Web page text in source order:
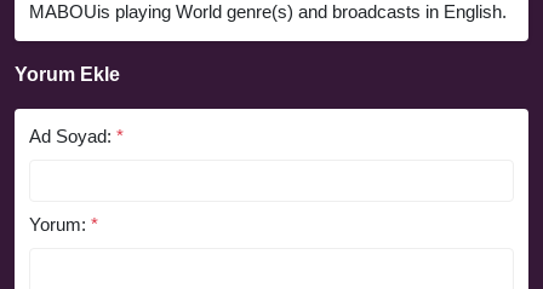
MABOUis playing World genre(s) and broadcasts in English.
Yorum Ekle
Ad Soyad: *
Yorum: *